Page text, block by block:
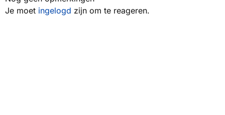
Je moet ingelogd zijn om te reageren.